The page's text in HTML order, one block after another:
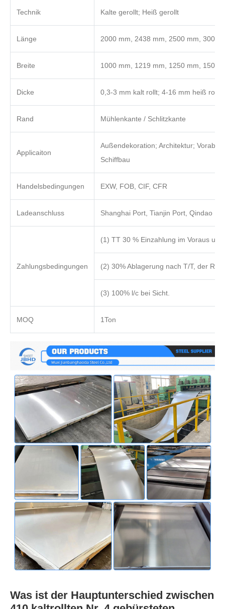
Technik Kalte gerollt; Heiß gerollt
Länge 2000 mm, 2438 mm, 2500 mm, 3000
Breite 1000 mm, 1219 mm, 1250 mm, 1500
Dicke 0,3-3 mm kalt rollt; 4-16 mm heiß
Rand Mühlenkante / Schlitzkante
Applicaiton
Außendekoration; Architektur;
Schiffbau
Handelsbedingungen EXW, FOB, CIF, CFR
Ladeanschluss Shanghai Port, Tianjin Port, Qindao
Zahlungsbedingungen
(1) TT 30 % Einzahlung im Voraus
(2) 30% Ablagerung nach T/T, der
(3) 100% l/c bei Sicht.
MOQ 1Ton
Was ist der Hauptunterschied zwischen